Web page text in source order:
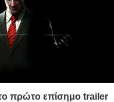
πρώτο επίσημο trailer